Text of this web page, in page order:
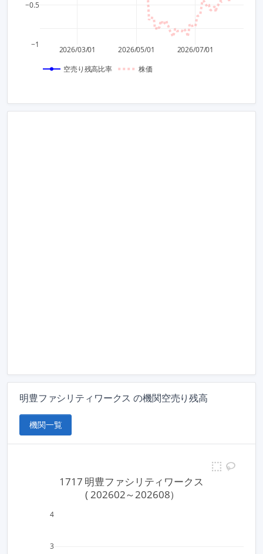
2026/03/01 2026/05/01 2026/07/01
−1
−0.5
空売り残高比率 株価
明豊ファシリティワークス の機関空売り残高
機関一覧
3
4
1717 明豊ファシリティワークス
( 202602～202608）